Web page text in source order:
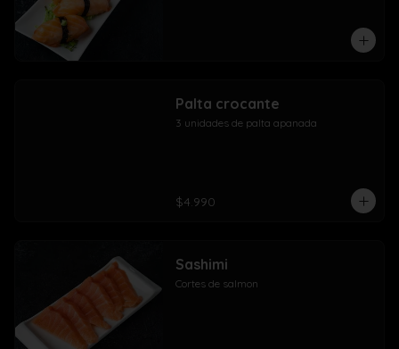
Palta crocante
3 unidades de palta apanada
$4.990
Sashimi
Cortes de salmon